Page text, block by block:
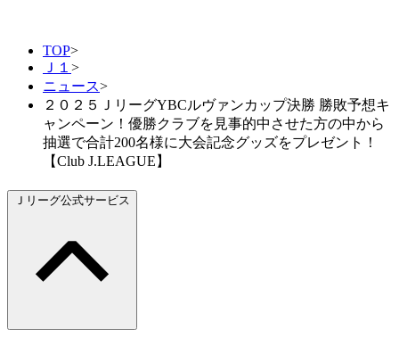
TOP>
Ｊ１ >
ニュース>
２０２５ＪリーグYBCルヴァンカップ決勝 勝敗予想キ
ャンペーン！優勝クラブを見事的中させた方の中から
抽選で合計200名様に大会記念グッズをプレゼント！
【Club J.LEAGUE】
Ｊリーグ公式サービス